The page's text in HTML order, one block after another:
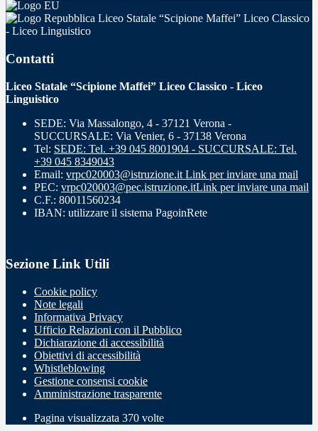
Liceo Statale “Scipione Maffei” Liceo Classico
- Liceo Linguistico
Contatti
Liceo Statale “Scipione Maffei” Liceo Classico - Liceo
Linguistico
SEDE: Via Massalongo, 4 - 37121 Verona -
SUCCURSALE: Via Venier, 6 - 37138 Verona
Tel: SEDE: Tel. +39 045 8001904 - SUCCURSALE: Tel.
+39 045 8349043
Email: vrpc020003@istruzione.it Link per inviare una mail
PEC: vrpc020003@pec.istruzione.itLink per inviare una mail
C.F.: 80011560234
IBAN: utilizzare il sistema PagoinRete
Sezione Link Utili
Cookie policy
Note legali
Informativa Privacy
Ufficio Relazioni con il Pubblico
Dichiarazione di accessibilità
Obiettivi di accessibilità
Whistleblowing
Gestione consensi cookie
Amministrazione trasparente
Pagina visualizzata 370 volte